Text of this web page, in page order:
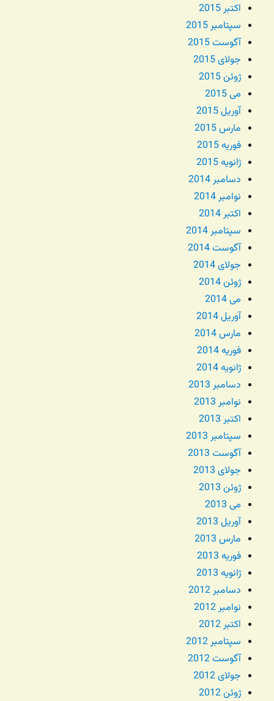
اکتبر 2015
سپتامبر 2015
آگوست 2015
جولای 2015
ژوئن 2015
می 2015
آوریل 2015
مارس 2015
فوریه 2015
ژانویه 2015
دسامبر 2014
نوامبر 2014
اکتبر 2014
سپتامبر 2014
آگوست 2014
جولای 2014
ژوئن 2014
می 2014
آوریل 2014
مارس 2014
فوریه 2014
ژانویه 2014
دسامبر 2013
نوامبر 2013
اکتبر 2013
سپتامبر 2013
آگوست 2013
جولای 2013
ژوئن 2013
می 2013
آوریل 2013
مارس 2013
فوریه 2013
ژانویه 2013
دسامبر 2012
نوامبر 2012
اکتبر 2012
سپتامبر 2012
آگوست 2012
جولای 2012
ژوئن 2012